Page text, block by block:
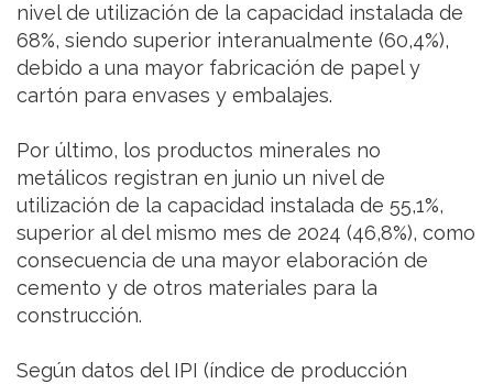
nivel de utilización de la capacidad instalada de
68%, siendo superior interanualmente (60,4%),
debido a una mayor fabricación de papel y
cartón para envases y embalajes.
Por último, los productos minerales no
metálicos registran en junio un nivel de
utilización de la capacidad instalada de 55,1%,
superior al del mismo mes de 2024 (46,8%), como
consecuencia de una mayor elaboración de
cemento y de otros materiales para la
construcción.
Según datos del IPI (índice de producción